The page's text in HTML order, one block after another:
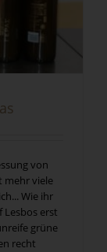
von
mehr viele
Wie ihr
Lesbos erst
grüne
recht